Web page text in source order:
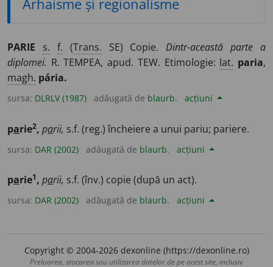
Arhaisme și regionalisme
PARIE s. f. (Trans. SE) Copie.Dintr-această parte a
diplomei. R. TEMPEA, apud. TEW. Etimologie: lat. paria,
magh. pária.
sursa: DLRLV (1987) adăugată de blaurb. acțiuni
parie2, parii, s.f. (reg.) încheiere a unui pariu; pariere.
sursa: DAR (2002) adăugată de blaurb. acțiuni
parie1, parii, s.f. (înv.) copie (după un act).
sursa: DAR (2002) adăugată de blaurb. acțiuni
Copyright © 2004-2026 dexonline (https://dexonline.ro)
Preluarea, stocarea sau utilizarea datelor de pe acest site, inclusiv